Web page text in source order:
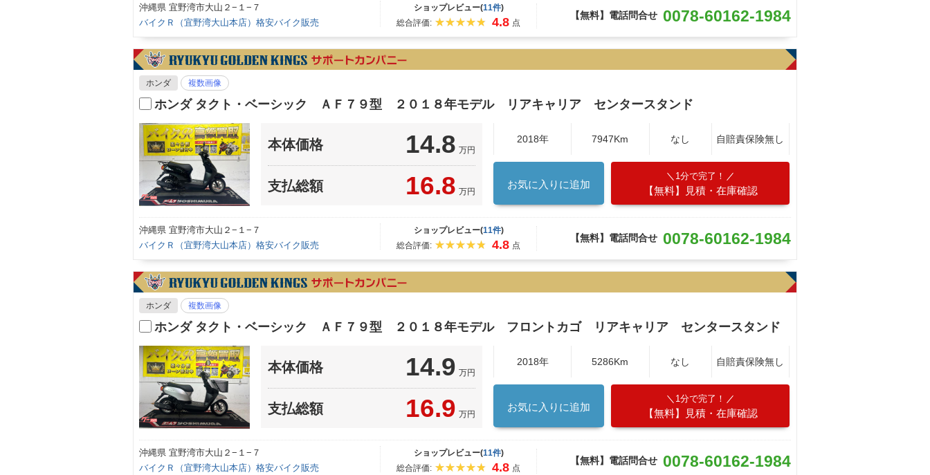
沖縄県 宜野湾市大山２−１−７
バイクＲ（宜野湾大山本店）格安バイク販売
ショップレビュー(11件)
総合評価:
4.8 点
【無料】電話問合せ 0078-60162-1984
ホンダ 複数画像
ホンダ タクト・ベーシック ＡＦ７９型 ２０１８年モデル リアキャリア センタースタンド
本体価格 14.8 万円
支払総額 16.8 万円
2018年 7947Km なし 自賠責保険無し
お気に入りに追加
1分で完了！
【無料】見積・在庫確認
沖縄県 宜野湾市大山２−１−７
バイクＲ（宜野湾大山本店）格安バイク販売
ショップレビュー(11件)
総合評価:
4.8 点
【無料】電話問合せ 0078-60162-1984
ホンダ 複数画像
ホンダ タクト・ベーシック ＡＦ７９型 ２０１８年モデル フロントカゴ リアキャリア センタースタンド
本体価格 14.9 万円
支払総額 16.9 万円
2018年 5286Km なし 自賠責保険無し
お気に入りに追加
1分で完了！
【無料】見積・在庫確認
沖縄県 宜野湾市大山２−１−７
バイクＲ（宜野湾大山本店）格安バイク販売
ショップレビュー(11件)
総合評価:
4.8 点
【無料】電話問合せ 0078-60162-1984